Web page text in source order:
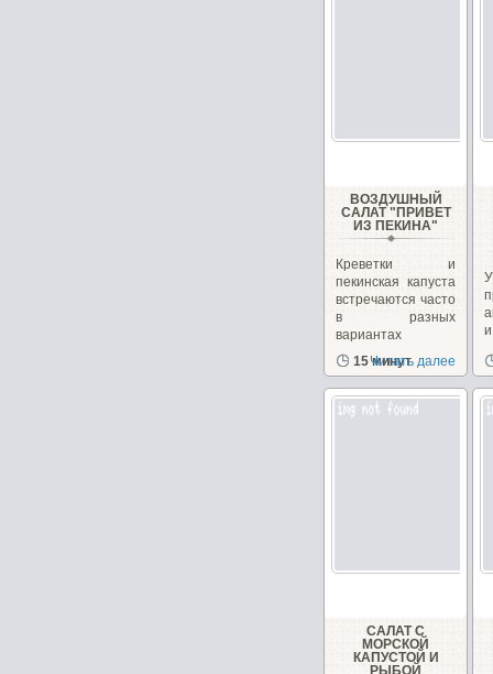
ВОЗДУШНЫЙ
САЛАТ "ПРИВЕТ
ИЗ ПЕКИНА"
Креветки и
пекинская капуста
встречаются часто
в разных
вариантах
рецептов
салатов,...
15 минут
Читать далее
САЛАТ С
МОРСКОЙ
КАПУСТОЙ И
РЫБОЙ